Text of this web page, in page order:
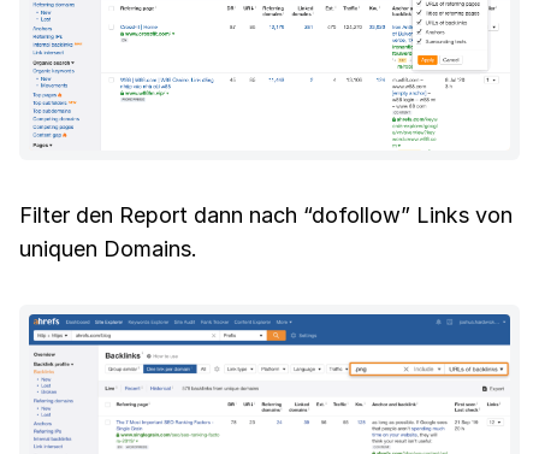
Filter den Report dann nach “dofollow” Links von
uniquen Domains.